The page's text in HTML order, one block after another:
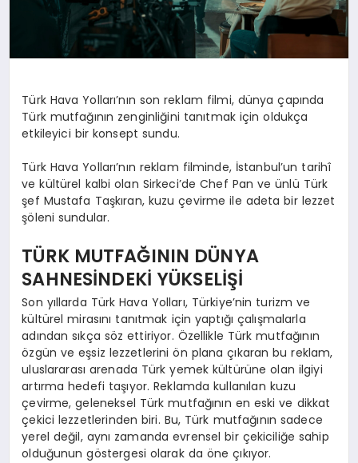
Türk Hava Yolları’nın son reklam filmi, dünya çapında
Türk mutfağının zenginliğini tanıtmak için oldukça
etkileyici bir konsept sundu.
Türk Hava Yolları’nın reklam filminde, İstanbul’un tarihî
ve kültürel kalbi olan Sirkeci’de Chef Pan ve ünlü Türk
şef Mustafa Taşkıran, kuzu çevirme ile adeta bir lezzet
şöleni sundular.
TÜRK MUTFAĞININ DÜNYA
SAHNESİNDEKİ YÜKSELİŞİ
Son yıllarda Türk Hava Yolları, Türkiye’nin turizm ve
kültürel mirasını tanıtmak için yaptığı çalışmalarla
adından sıkça söz ettiriyor. Özellikle Türk mutfağının
özgün ve eşsiz lezzetlerini ön plana çıkaran bu reklam,
uluslararası arenada Türk yemek kültürüne olan ilgiyi
artırma hedefi taşıyor. Reklamda kullanılan kuzu
çevirme, geleneksel Türk mutfağının en eski ve dikkat
çekici lezzetlerinden biri. Bu, Türk mutfağının sadece
yerel değil, aynı zamanda evrensel bir çekiciliğe sahip
olduğunun göstergesi olarak da öne çıkıyor.